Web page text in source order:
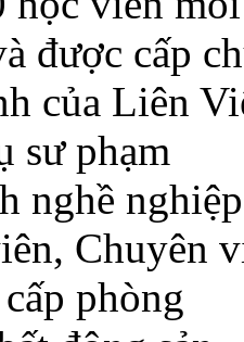
được cấp
của Liên
sư phạm
nghề nghiệp
Chuyên
phòng